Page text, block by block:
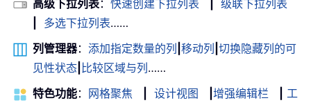
高级下拉列表： 快速创建下拉列表
级联下拉列表
多选下拉列表……
列管理器： 添加指定数量的列 移动列 切换隐藏列的可
见性状态 比较区域与列 ……
特色功能： 网格聚焦 设计视图 增强编辑栏
工